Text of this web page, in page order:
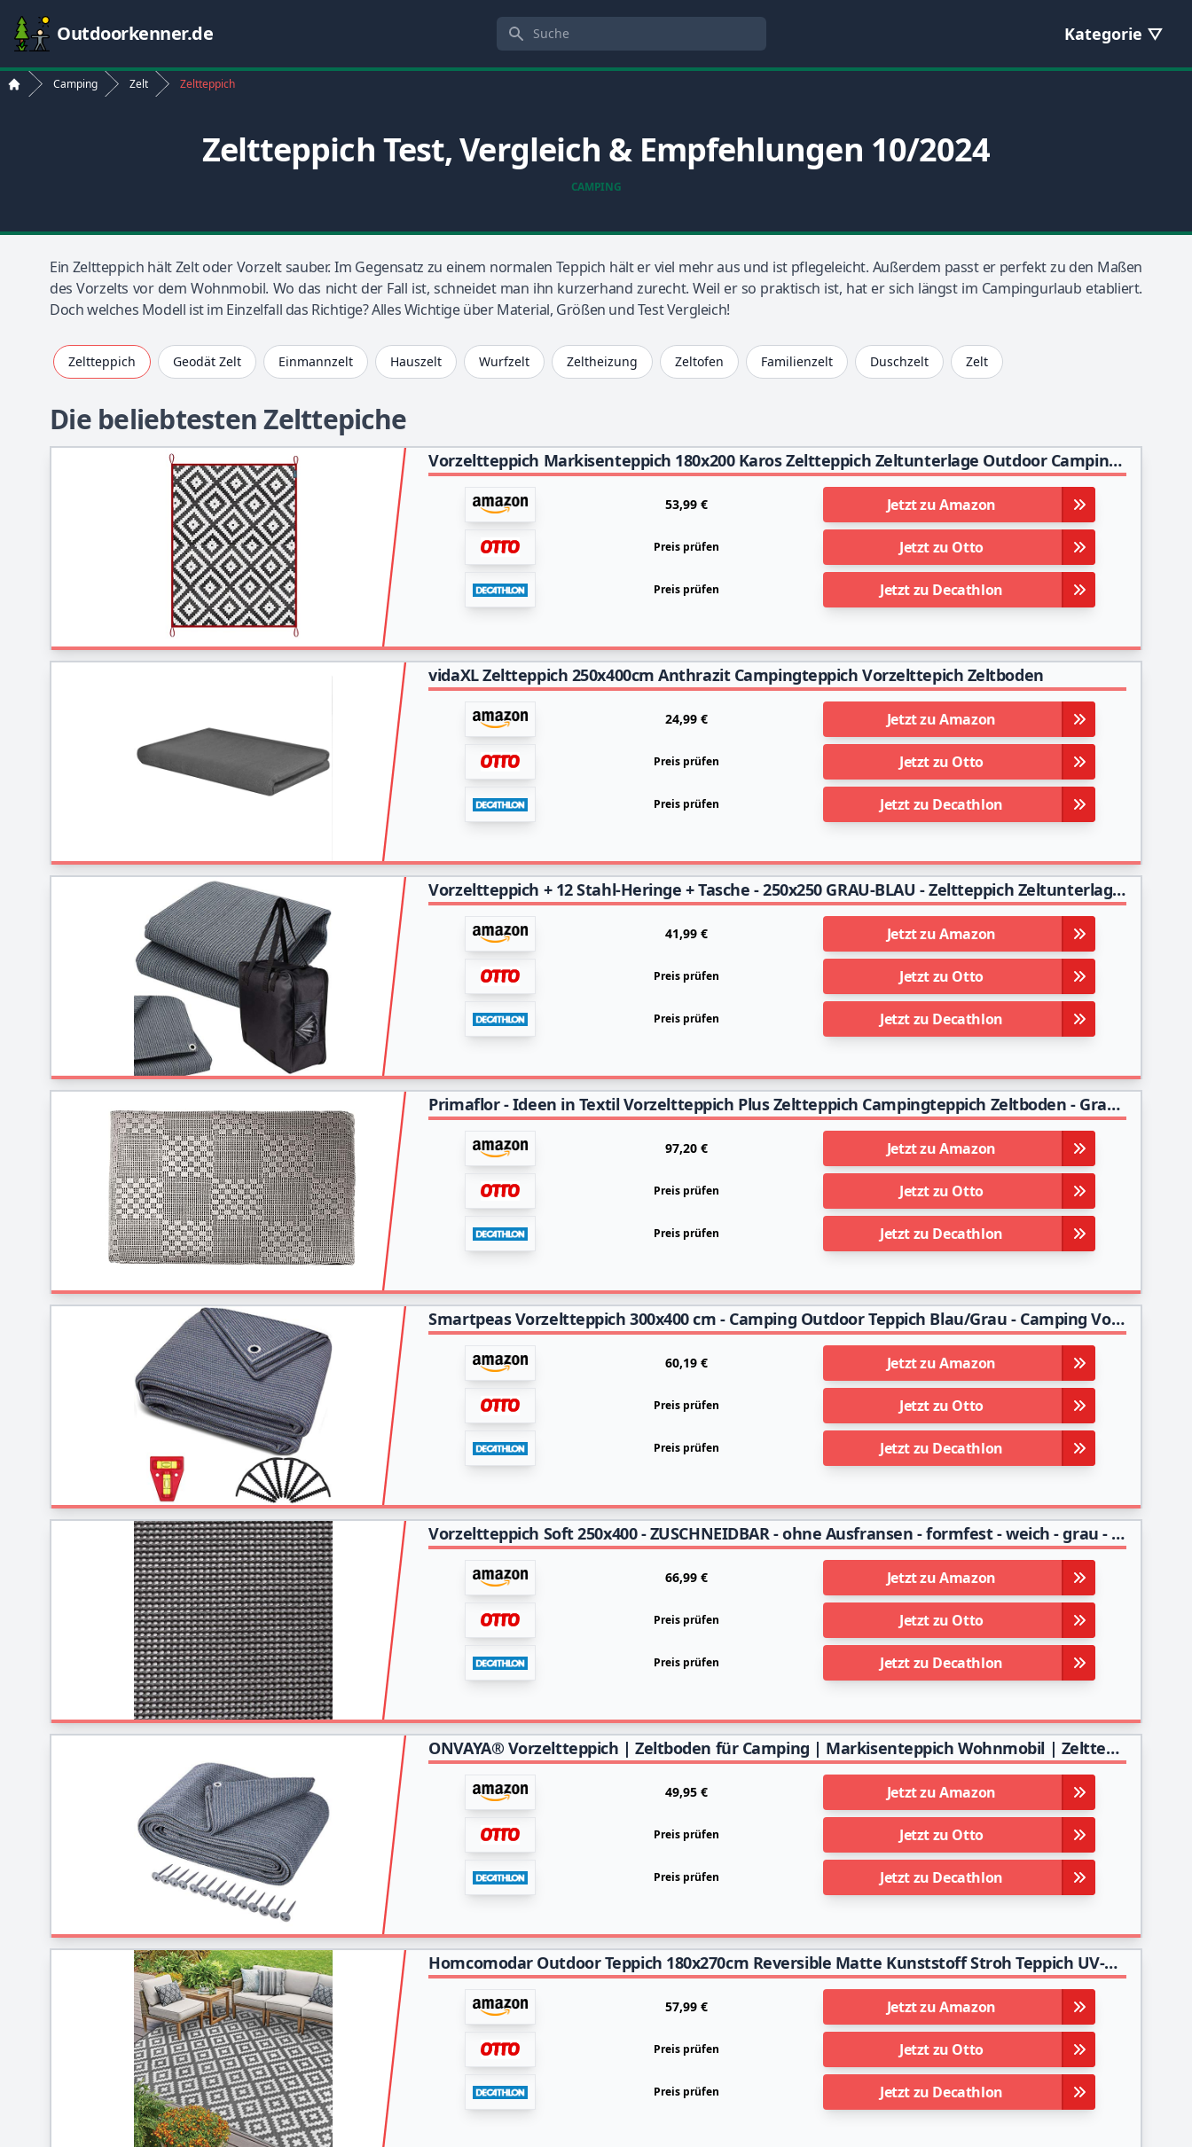
Outdoorkenner.de Suche Kategorie
Start
Camping Zelt Zeltteppich
Zeltteppich Test, Vergleich & Empfehlungen 10/2024
CAMPING
Ein Zeltteppich hält Zelt oder Vorzelt sauber. Im Gegensatz zu einem normalen Teppich hält er viel mehr aus und ist pflegeleicht. Außerdem passt er perfekt zu den Maßen
des Vorzelts vor dem Wohnmobil. Wo das nicht der Fall ist, schneidet man ihn kurzerhand zurecht. Weil er so praktisch ist, hat er sich längst im Campingurlaub etabliert.
Doch welches Modell ist im Einzelfall das Richtige? Alles Wichtige über Material, Größen und Test Vergleich!
Zeltteppich Geodät Zelt Einmannzelt Hauszelt Wurfzelt Zeltheizung Zeltofen Familienzelt Duschzelt Zelt
Die beliebtesten Zelttepiche
Vorzeltteppich Markisenteppich 180x200 Karos Zeltteppich Zeltunterlage Outdoor Camping Vorzelt Teppich Campingteppich Vorzeltboden Zeltboden Garten Strand Reisen Terasse XL Picknickdecke Poolunterlage
53,99 € Jetzt zu Amazon
Preis prüfen Jetzt zu Otto
Preis prüfen Jetzt zu Decathlon
vidaXL Zeltteppich 250x400cm Anthrazit Campingteppich Vorzelttepich Zeltboden
24,99 € Jetzt zu Amazon
Preis prüfen Jetzt zu Otto
Preis prüfen Jetzt zu Decathlon
Vorzeltteppich + 12 Stahl-Heringe + Tasche - 250x250 GRAU-BLAU - Zeltteppich Zeltunterlage Outdoor Camping Vorzelt Campingteppich Vorzeltboden
41,99 € Jetzt zu Amazon
Preis prüfen Jetzt zu Otto
Preis prüfen Jetzt zu Decathlon
Primaflor - Ideen in Textil Vorzeltteppich Plus Zeltteppich Campingteppich Zeltboden - Grau, 2,50m x 3,00m Weichschaum-Beschichtetes Jutefasergewebe Outdoor Teppich Bodenbelag
97,20 € Jetzt zu Amazon
Preis prüfen Jetzt zu Otto
Preis prüfen Jetzt zu Decathlon
Smartpeas Vorzeltteppich 300x400 cm - Camping Outdoor Teppich Blau/Grau - Camping Vorzeltteppich ist Aus Polyethylen (HDPE) Mit Edelstahl-Ösen Robust & Waschbar
60,19 € Jetzt zu Amazon
Preis prüfen Jetzt zu Otto
Preis prüfen Jetzt zu Decathlon
Vorzeltteppich Soft 250x400 - ZUSCHNEIDBAR - ohne Ausfransen - formfest - weich - grau - leicht - waschbar - mit Aufbewahrungstasche - Heringe und Clips - Camping Wohnwagenteppich Vorzelt Unterlage
66,99 € Jetzt zu Amazon
Preis prüfen Jetzt zu Otto
Preis prüfen Jetzt zu Decathlon
ONVAYA® Vorzeltteppich | Zeltboden für Camping | Markisenteppich Wohnmobil | Zeltteppich | robuster Campingteppich | waschbare Zeltunterlage in Blau/Grau (300 x 400 cm)
49,95 € Jetzt zu Amazon
Preis prüfen Jetzt zu Otto
Preis prüfen Jetzt zu Decathlon
Homcomodar Outdoor Teppich 180x270cm Reversible Matte Kunststoff Stroh Teppich UV-beständige Campingmatte Recycling Outdoor Teppich für Patio Balkon Strand BBQ Picknick Deck
57,99 € Jetzt zu Amazon
Preis prüfen Jetzt zu Otto
Preis prüfen Jetzt zu Decathlon